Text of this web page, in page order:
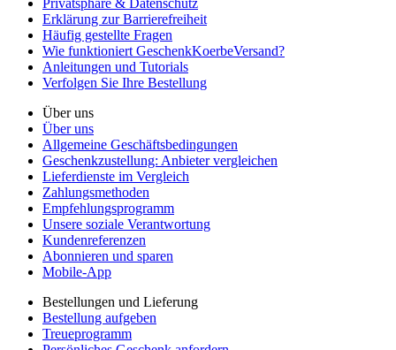
Privatsphäre & Datenschutz
Erklärung zur Barrierefreiheit
Häufig gestellte Fragen
Wie funktioniert GeschenkKoerbeVersand?
Anleitungen und Tutorials
Verfolgen Sie Ihre Bestellung
Über uns
Über uns
Allgemeine Geschäftsbedingungen
Geschenkzustellung: Anbieter vergleichen
Lieferdienste im Vergleich
Zahlungsmethoden
Empfehlungsprogramm
Unsere soziale Verantwortung
Kundenreferenzen
Abonnieren und sparen
Mobile-App
Bestellungen und Lieferung
Bestellung aufgeben
Treueprogramm